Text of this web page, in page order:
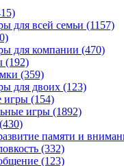
для всей семьи (1157)
для компании (470)
(192)
(359)
для двоих (123)
игры (154)
игры (1892)
(430)
памяти и
(332)
(123)